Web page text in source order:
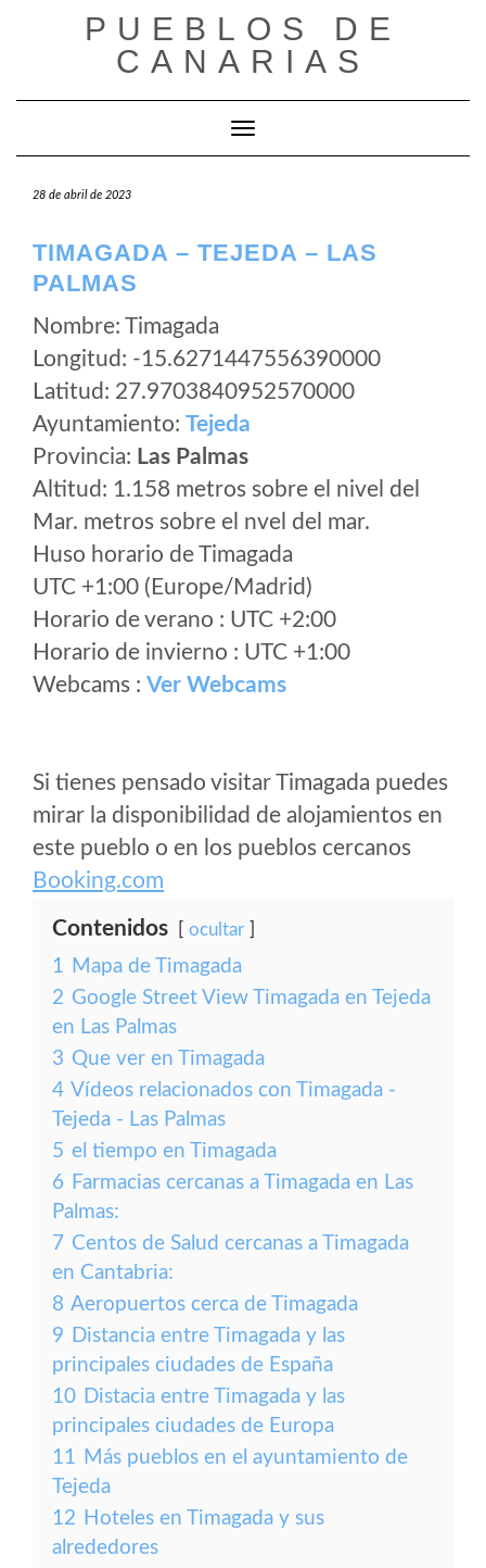
PUEBLOS DE
CANARIAS
Cambiar modo de navegación
28 de abril de 2023
TIMAGADA – TEJEDA – LAS
PALMAS
Nombre: Timagada
Longitud: -15.6271447556390000
Latitud: 27.9703840952570000
Ayuntamiento: Tejeda
Provincia: Las Palmas
Altitud: 1.158 metros sobre el nivel del
Mar. metros sobre el nvel del mar.
Huso horario de Timagada
UTC +1:00 (Europe/Madrid)
Horario de verano : UTC +2:00
Horario de invierno : UTC +1:00
Webcams : Ver Webcams
Si tienes pensado visitar Timagada puedes
mirar la disponibilidad de alojamientos en
este pueblo o en los pueblos cercanos
Booking.com
Contenidos ocultar
1 Mapa de Timagada
2 Google Street View Timagada en Tejeda
en Las Palmas
3 Que ver en Timagada
4 Vídeos relacionados con Timagada -
Tejeda - Las Palmas
5 el tiempo en Timagada
6 Farmacias cercanas a Timagada en Las
Palmas:
7 Centos de Salud cercanas a Timagada
en Cantabria:
8 Aeropuertos cerca de Timagada
9 Distancia entre Timagada y las
principales ciudades de España
10 Distacia entre Timagada y las
principales ciudades de Europa
11 Más pueblos en el ayuntamiento de
Tejeda
12 Hoteles en Timagada y sus
alrededores